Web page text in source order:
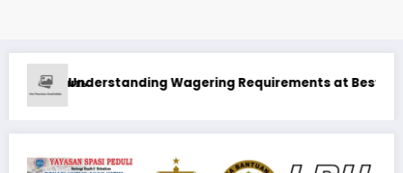
Casino in Canada Real Money
1xbet Бонусные Предложения: Максимизация Вашего